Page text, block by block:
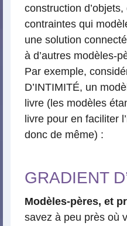
construction
contraintes qui
une solution
à d’autres modèles-
Par exemple,
D’INTIMITÉ, un
livre (les modèles
livre pour en faciliter
donc de même) :
GRADIENT
Modèles-pères, et
savez à peu près où